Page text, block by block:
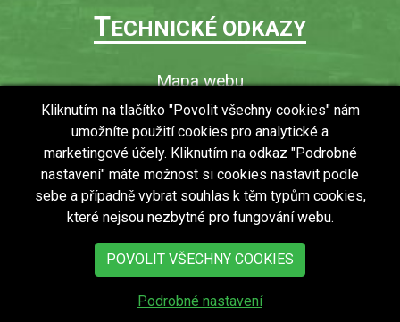
TECHNICKÉ ODKAZY
Mapa webu
O webu
Povinně zveřejňované informace
Ochrana osobních údajů (GDPR)
Vyhledávání
RSS
Bezbariérový přístup v obci
copyright © 2018 - 2026Obec Zdechovice
Kliknutím na tlačítko "Povolit všechny cookies" nám
umožníte použití cookies pro analytické a
marketingové účely. Kliknutím na odkaz "Podrobné
nastavení" máte možnost si cookies nastavit podle
sebe a případně vybrat souhlas k těm typům cookies,
které nejsou nezbytné pro fungování webu.
POVOLIT VŠECHNY COOKIES
Podrobné nastavení